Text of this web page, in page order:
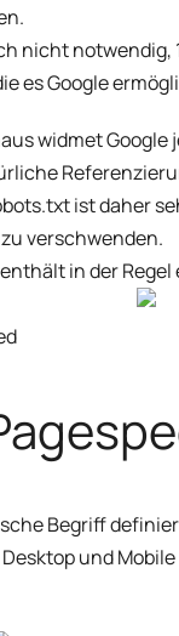
nicht notwendig,
es Google
widmet Google
ist daher
verschwenden.
in der Regel
Begriff
und